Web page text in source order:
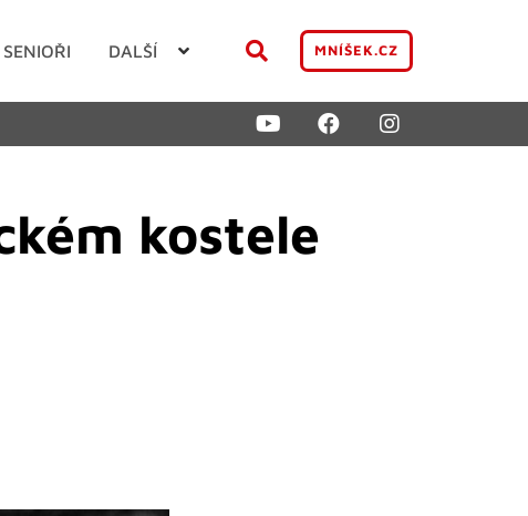
SENIOŘI DALŠÍ MNÍŠEK.CZ
kostele